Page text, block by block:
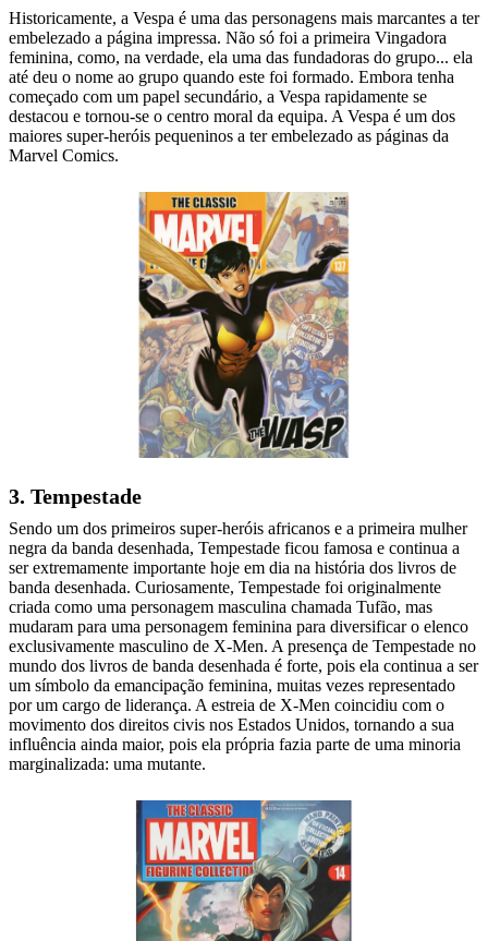
Historicamente, a Vespa é uma das personagens mais marcantes a ter
embelezado a página impressa. Não só foi a primeira Vingadora
feminina, como, na verdade, ela uma das fundadoras do grupo... ela
até deu o nome ao grupo quando este foi formado. Embora tenha
começado com um papel secundário, a Vespa rapidamente se
destacou e tornou-se o centro moral da equipa. A Vespa é um dos
maiores super-heróis pequeninos a ter embelezado as páginas da
Marvel Comics.
3. Tempestade
Sendo um dos primeiros super-heróis africanos e a primeira mulher
negra da banda desenhada, Tempestade ficou famosa e continua a
ser extremamente importante hoje em dia na história dos livros de
banda desenhada. Curiosamente, Tempestade foi originalmente
criada como uma personagem masculina chamada Tufão, mas
mudaram para uma personagem feminina para diversificar o elenco
exclusivamente masculino de X-Men. A presença de Tempestade no
mundo dos livros de banda desenhada é forte, pois ela continua a ser
um símbolo da emancipação feminina, muitas vezes representado
por um cargo de liderança. A estreia de X-Men coincidiu com o
movimento dos direitos civis nos Estados Unidos, tornando a sua
influência ainda maior, pois ela própria fazia parte de uma minoria
marginalizada: uma mutante.